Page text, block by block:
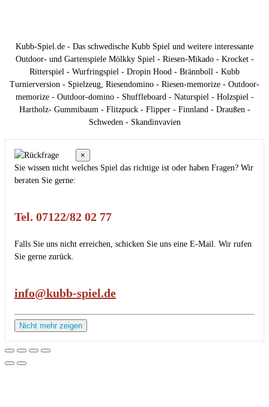
Kubb-Spiel.de - Das schwedische Kubb Spiel und weitere interessante
Outdoor- und Gartenspiele Mölkky Spiel - Riesen-Mikado - Krocket -
Ritterspiel - Wurfringspiel - Dropin Hood - Brännboll - Kubb
Turnierversion - Spielzeug, Riesendomino - Riesen-memorize - Outdoor-
memorize - Outdoor-domino - Shuffleboard - Naturspiel - Holzspiel -
Hartholz- Gummibaum - Flitzpuck - Flipper - Finnland - Draußen -
Schweden - Skandinvavien
×
Sie wissen nicht welches Spiel das richtige ist oder haben Fragen? Wir
beraten Sie gerne:
Tel. 07122/82 02 77
Falls Sie uns nicht erreichen, schicken Sie uns eine E-Mail. Wir rufen
Sie gerne zurück.
info@kubb-spiel.de
Nicht mehr zeigen